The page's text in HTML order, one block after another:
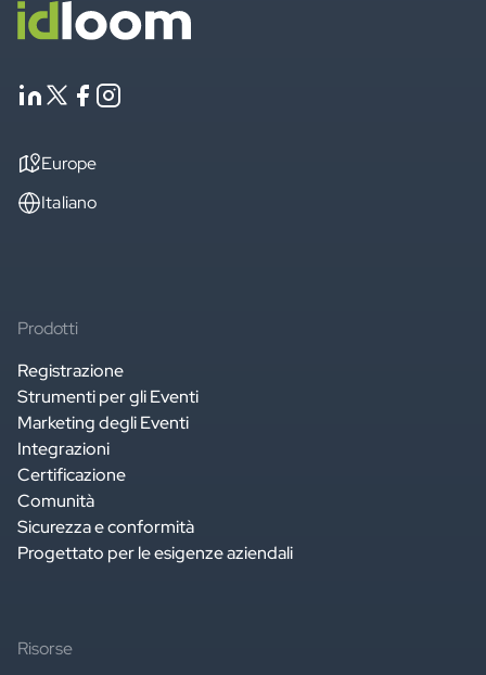
Europe
Italiano
Prodotti
Registrazione
Strumenti per gli Eventi
Marketing degli Eventi
Integrazioni
Certificazione
Comunità
Sicurezza e conformità
Progettato per le esigenze aziendali
Risorse